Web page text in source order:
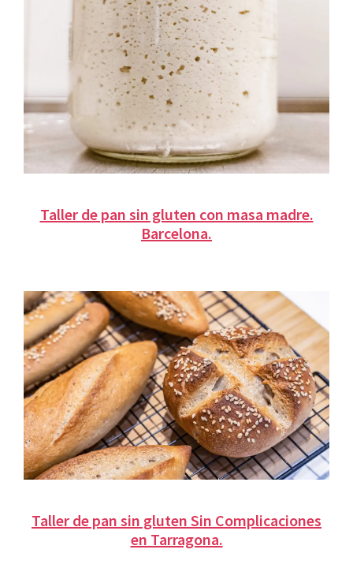
Taller de pan sin gluten con masa madre.
Barcelona.
Taller de pan sin gluten Sin Complicaciones
en Tarragona.